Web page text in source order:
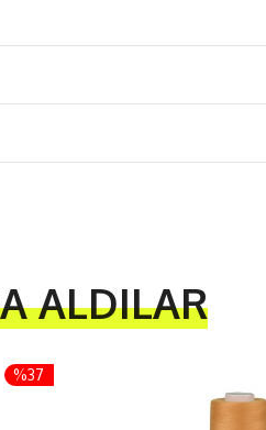
ALDILAR
%37